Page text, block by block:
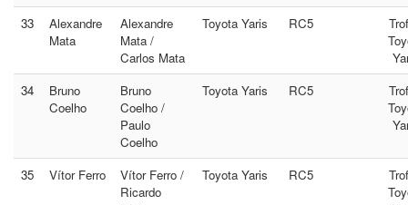
33
Alexandre
Mata
Alexandre
Mata /
Carlos Mata
Toyota Yaris RC5
34
Bruno
Coelho
Bruno
Coelho /
Paulo
Coelho
Toyota Yaris RC5
35 Vítor Ferro
Vítor Ferro /
Ricardo
Toyota Yaris RC5